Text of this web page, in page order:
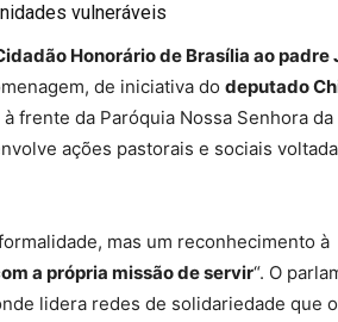
vulneráveis
Honorário de Brasília ao padre
de iniciativa do deputado
frente da Paróquia Nossa Senhora da
ações pastorais e sociais
mas um reconhecimento à
a própria missão de servir“. O
lidera redes de solidariedade que